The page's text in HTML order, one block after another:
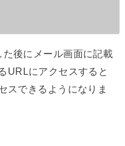
後にメール画面に記載
URLにアクセスすると
スできるようになりま